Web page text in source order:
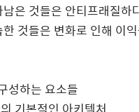
은 것들은 안티프래질하
것들은 변화로 인해 이
성하는 요소들